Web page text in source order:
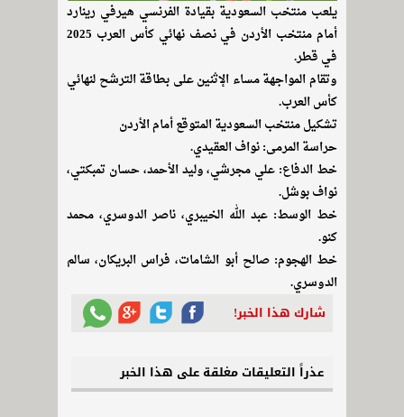
يلعب منتخب السعودية بقيادة الفرنسي هيرفي رينارد
أمام منتخب الأردن في نصف نهائي كأس العرب 2025
في قطر.
وتقام المواجهة مساء الإثنين على بطاقة الترشح لنهائي
كأس العرب.
تشكيل منتخب السعودية المتوقع أمام الأردن
حراسة المرمى: نواف العقيدي.
خط الدفاع: علي مجرشي، وليد الأحمد، حسان تمبكتي،
نواف بوشل.
خط الوسط: عبد الله الخيبري، ناصر الدوسري، محمد
كنو.
خط الهجوم: صالح أبو الشامات، فراس البريكان، سالم
الدوسري.
شارك هذا الخبر!
عذراً التعليقات مغلقة على هذا الخبر